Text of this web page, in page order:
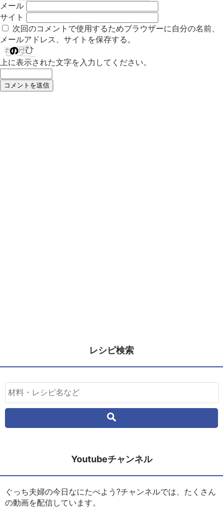
メール
サイト
次回のコメントで使用するためブラウザーに自分の名前、
メールアドレス、サイトを保存する。
上に表示された文字を入力してください。
レシピ検索
Youtubeチャンネル
ぐっち夫婦の今日なにたべよう?チャンネルでは、たくさん
の動画を配信しています。